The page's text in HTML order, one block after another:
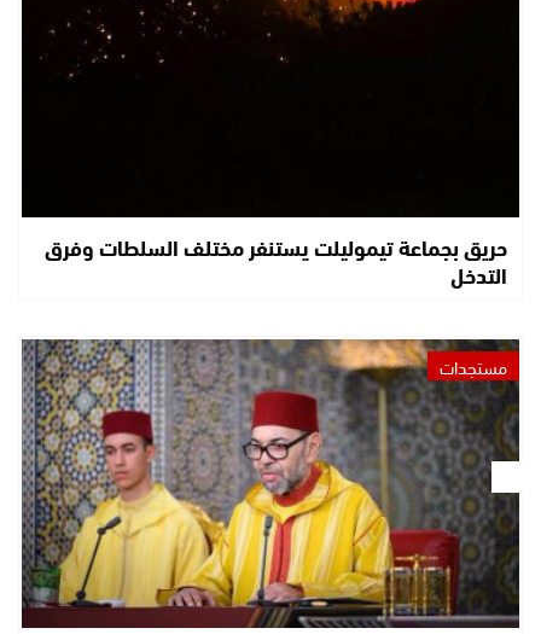
حريق بجماعة تيموليلت يستنفر مختلف السلطات وفرق
التدخل
مستجدات